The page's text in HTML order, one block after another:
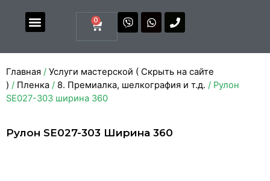
0
Главная / Услуги мастерской ( Скрыть на сайте
) / Пленка / 8. Премиалка, шелкография и т.д. / Рулон
SE027-303 ширина 360
Рулон SE027-303 Ширина 360